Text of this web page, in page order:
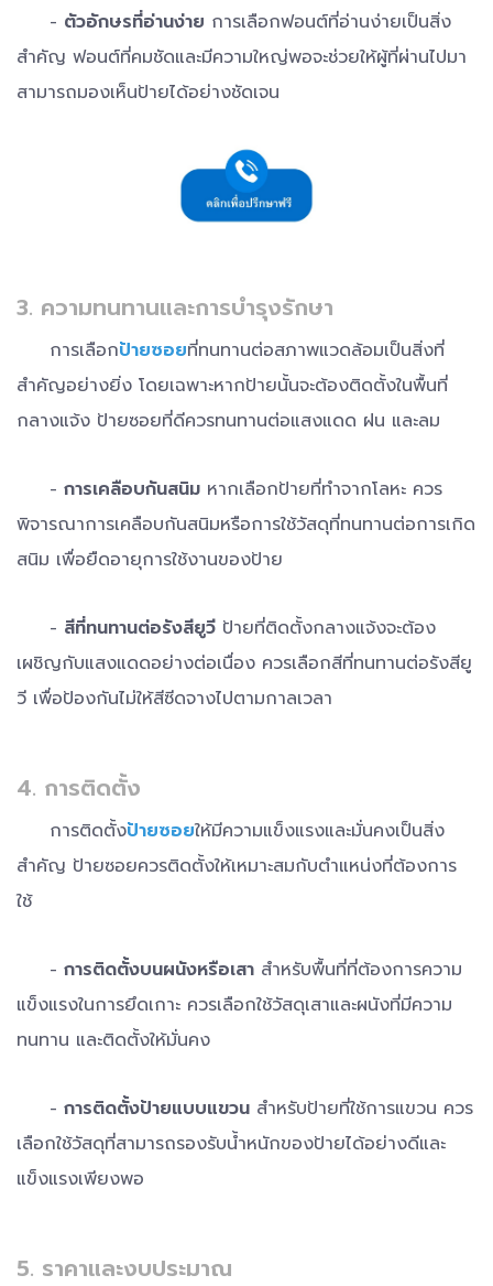
- ตัวอักษรที่อ่านง่าย การเลือกฟอนต์ที่อ่านง่ายเป็นสิ่ง
สำคัญ ฟอนต์ที่คมชัดและมีความใหญ่พอจะช่วยให้ผู้ที่ผ่านไปมา
สามารถมองเห็นป้ายได้อย่างชัดเจน
3. ความทนทานและการบำรุงรักษา
การเลือกป้ายซอยที่ทนทานต่อสภาพแวดล้อมเป็นสิ่งที่
สำคัญอย่างยิ่ง โดยเฉพาะหากป้ายนั้นจะต้องติดตั้งในพื้นที่
กลางแจ้ง ป้ายซอยที่ดีควรทนทานต่อแสงแดด ฝน และลม
- การเคลือบกันสนิม หากเลือกป้ายที่ทำจากโลหะ ควร
พิจารณาการเคลือบกันสนิมหรือการใช้วัสดุที่ทนทานต่อการเกิด
สนิม เพื่อยืดอายุการใช้งานของป้าย
- สีที่ทนทานต่อรังสียูวี ป้ายที่ติดตั้งกลางแจ้งจะต้อง
เผชิญกับแสงแดดอย่างต่อเนื่อง ควรเลือกสีที่ทนทานต่อรังสียู
วี เพื่อป้องกันไม่ให้สีซีดจางไปตามกาลเวลา
4. การติดตั้ง
การติดตั้งป้ายซอยให้มีความแข็งแรงและมั่นคงเป็นสิ่ง
สำคัญ ป้ายซอยควรติดตั้งให้เหมาะสมกับตำแหน่งที่ต้องการ
ใช้
- การติดตั้งบนผนังหรือเสา สำหรับพื้นที่ที่ต้องการความ
แข็งแรงในการยึดเกาะ ควรเลือกใช้วัสดุเสาและผนังที่มีความ
ทนทาน และติดตั้งให้มั่นคง
- การติดตั้งป้ายแบบแขวน สำหรับป้ายที่ใช้การแขวน ควร
เลือกใช้วัสดุที่สามารถรองรับน้ำหนักของป้ายได้อย่างดีและ
แข็งแรงเพียงพอ
5. ราคาและงบประมาณ